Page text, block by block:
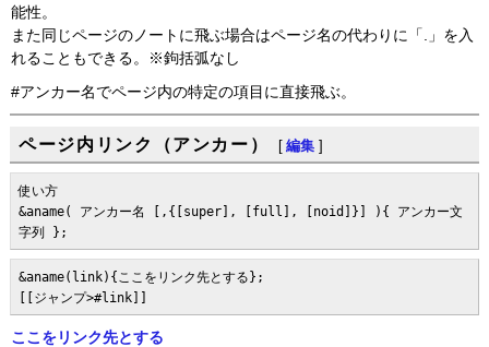
能性。
また同じページのノートに飛ぶ場合はページ名の代わりに「.」を入
れることもできる。※鉤括弧なし
#アンカー名でページ内の特定の項目に直接飛ぶ。
ページ内リンク（アンカー） [ 編集 ]
使い方
&aname( アンカー名 [,{[super], [full], [noid]}] ){ アンカー文
字列 };
&aname(link){ここをリンク先とする};
[[ジャンプ>#link]]
ここをリンク先とする